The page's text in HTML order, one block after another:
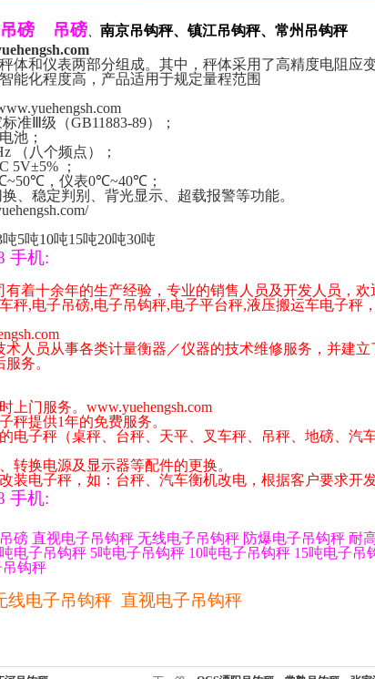
磅 吊磅、 南京吊钩秤、镇江吊钩秤、常州吊钩秤
体和仪表两部分组成。其中，秤体采用了高精度电阻应
能化程度高，产品适用于规定量程范围
准 级（GB11883-89）；
池；
（八个频点）；
5V±5%
；
~50℃ ，仪表0℃~40℃ ；
、稳定判别、背光显示、超载报警等功能。
吨5吨10吨15吨20吨30吨
手机:
有着十余年的生产经验，专业的销售人员及开发人员，
秤,电子吊磅,电子吊钩秤,电子平台秤,液压搬运车电子秤
员从事各类计量衡器／仪器的技术维修服务，并建立
务。
上门服务。 www.yuehengsh.com
秤提供1年的免费服务。
电子秤（桌秤、台秤、天平、叉车秤、吊秤、地磅、汽
转换电源及显示器等配件的更换。
装电子秤，如：台秤、汽车衡机改电，根据客户要求开
手机:
吊磅 直视电子吊钩秤 无线电子吊钩秤 防爆电子吊钩秤 耐
吨电子吊钩秤 5吨电子吊钩秤 10吨电子吊钩秤 15吨电子吊
钩秤
线电子吊钩秤 直视电子吊钩秤